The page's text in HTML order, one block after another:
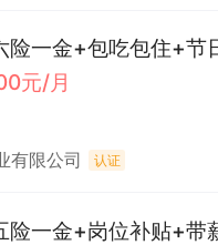
险一金+包吃包住+节
元/月
有限公司 认证
险一金+岗位补贴+带